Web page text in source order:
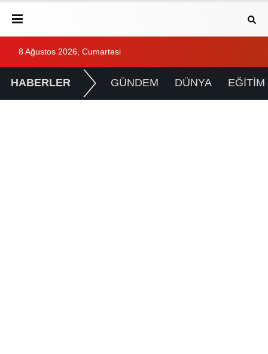
8 Ağustos 2026, Cumartesi
HABERLER GÜNDEM DÜNYA EĞİTİM